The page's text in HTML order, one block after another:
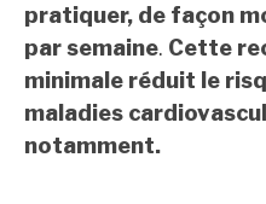
pratiquer, de façon
par semaine. Cette
minimale réduit le
maladies
notamment.